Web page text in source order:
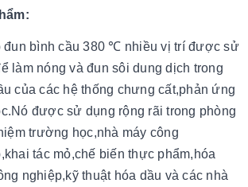
đun bình cầu 380 ℃ nhiều vị trí được sử
làm nóng và đun sôi dung dịch trong
của các hệ thống chưng cất,phản ứng
được sử dụng rộng rãi trong phòng
trường học,nhà máy công
tác mỏ,chế biến thực phẩm,hóa
nghiệp,kỹ thuật hóa dầu và các nhà